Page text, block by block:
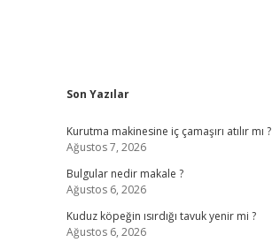
Sidebar
Son Yazılar
Kurutma makinesine iç çamaşırı atılır mı ?
Ağustos 7, 2026
Bulgular nedir makale ?
Ağustos 6, 2026
Kuduz köpeğin ısırdığı tavuk yenir mi ?
Ağustos 6, 2026